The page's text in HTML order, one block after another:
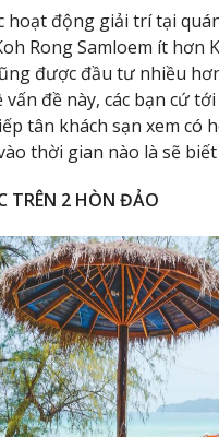
hoạt động giải trí tại
Rong Samloem ít hơn
được đầu tư nhiều
vấn đề này, các bạn cứ
tân khách sạn xem có
thời gian nào là sẽ
TRÊN 2 HÒN ĐẢO